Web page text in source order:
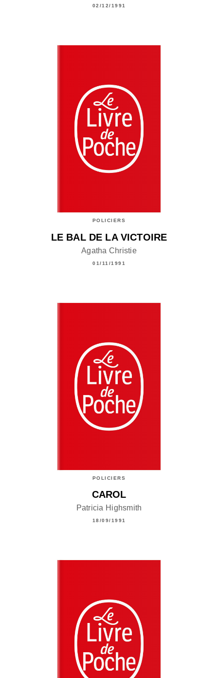
02/12/1991
POLICIERS
LE BAL DE LA VICTOIRE
Agatha Christie
01/11/1991
POLICIERS
CAROL
Patricia Highsmith
18/09/1991